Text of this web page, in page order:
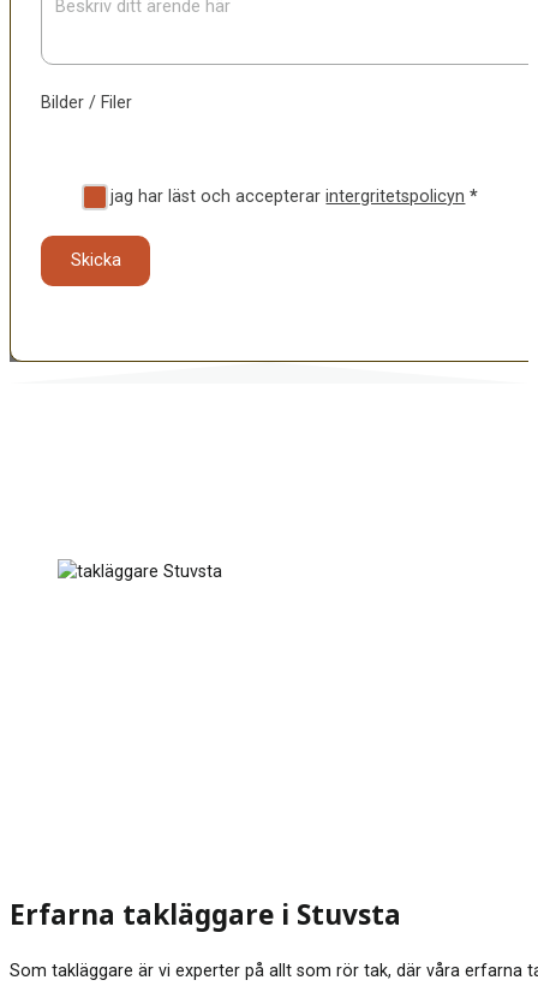
Bilder / Filer
Ja, jag har läst och accepterarintergritetspolicyn *
Skicka
Erfarna takläggare i Stuvsta
Som takläggare är vi experter på allt som rör tak, där våra erfarna